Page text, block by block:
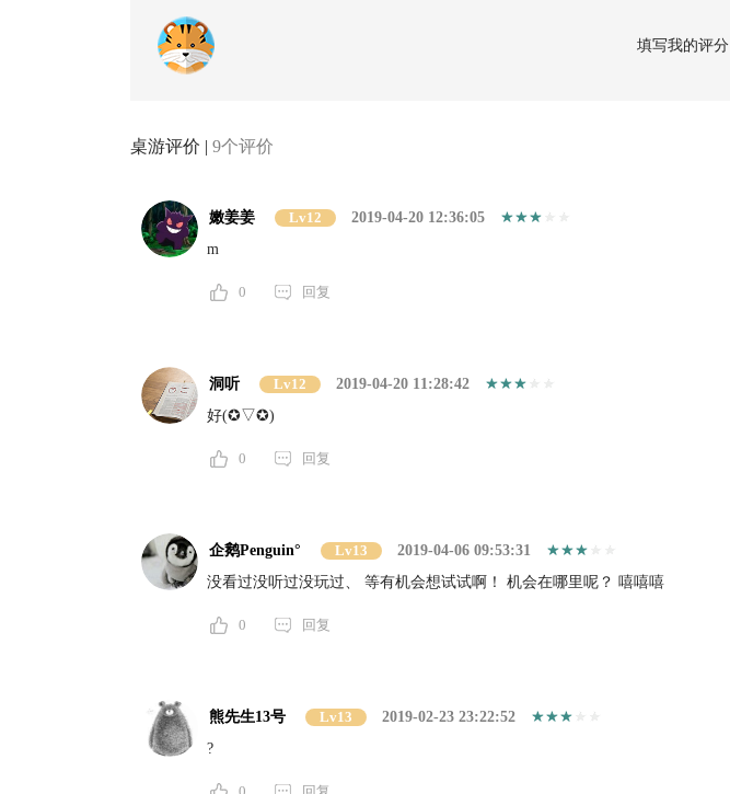
填写我的评分
桌游评价 | 9个评价
嫩姜姜 Lv12
2019-04-20 12:36:05
m
0 回复
洞听 Lv12
2019-04-20 11:28:42
好(✪▽✪)
0 回复
企鹅Penguin° Lv13
2019-04-06 09:53:31
没看过没听过没玩过、 等有机会想试试啊！ 机会在哪里呢？ 嘻嘻嘻
0 回复
熊先生13号 Lv13
2019-02-23 23:22:52
?